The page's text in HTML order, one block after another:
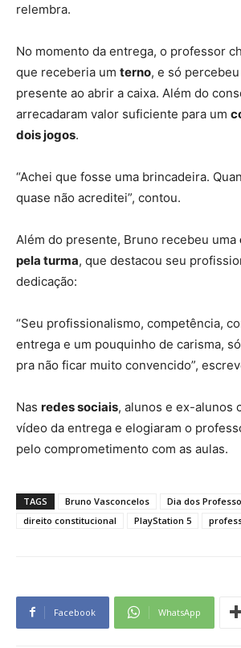
relembra.
No momento da entrega, o professor
que receberia um terno, e só
presente ao abrir a caixa. Além do
arrecadaram valor suficiente para um
dois jogos.
“Achei que fosse uma brincadeira.
quase não acreditei”, contou.
Além do presente, Bruno recebeu uma
pela turma, que destacou seu
dedicação:
“Seu profissionalismo, competência,
entrega e um pouquinho de carisma,
pra não ficar muito convencido”,
Nas redes sociais, alunos e ex-alunos
vídeo da entrega e elogiaram o
pelo comprometimento com as aulas.
TAGS Bruno Vasconcelos
Dia dos
direito constitucional
PlayStation 5
Facebook WhatsApp